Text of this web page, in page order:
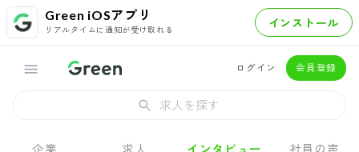
Green iOSアプリ
リアルタイムに通知が受け取れる インストール
ログイン 会員登録
求人を探す
企業 求人 インタビュー 社員の声